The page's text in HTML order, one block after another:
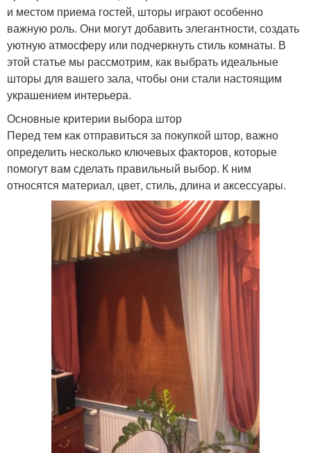
и местом приема гостей, шторы играют особенно
важную роль. Они могут добавить элегантности, создать
уютную атмосферу или подчеркнуть стиль комнаты. В
этой статье мы рассмотрим, как выбрать идеальные
шторы для вашего зала, чтобы они стали настоящим
украшением интерьера.
Основные критерии выбора штор
Перед тем как отправиться за покупкой штор, важно
определить несколько ключевых факторов, которые
помогут вам сделать правильный выбор. К ним
относятся материал, цвет, стиль, длина и аксессуары.